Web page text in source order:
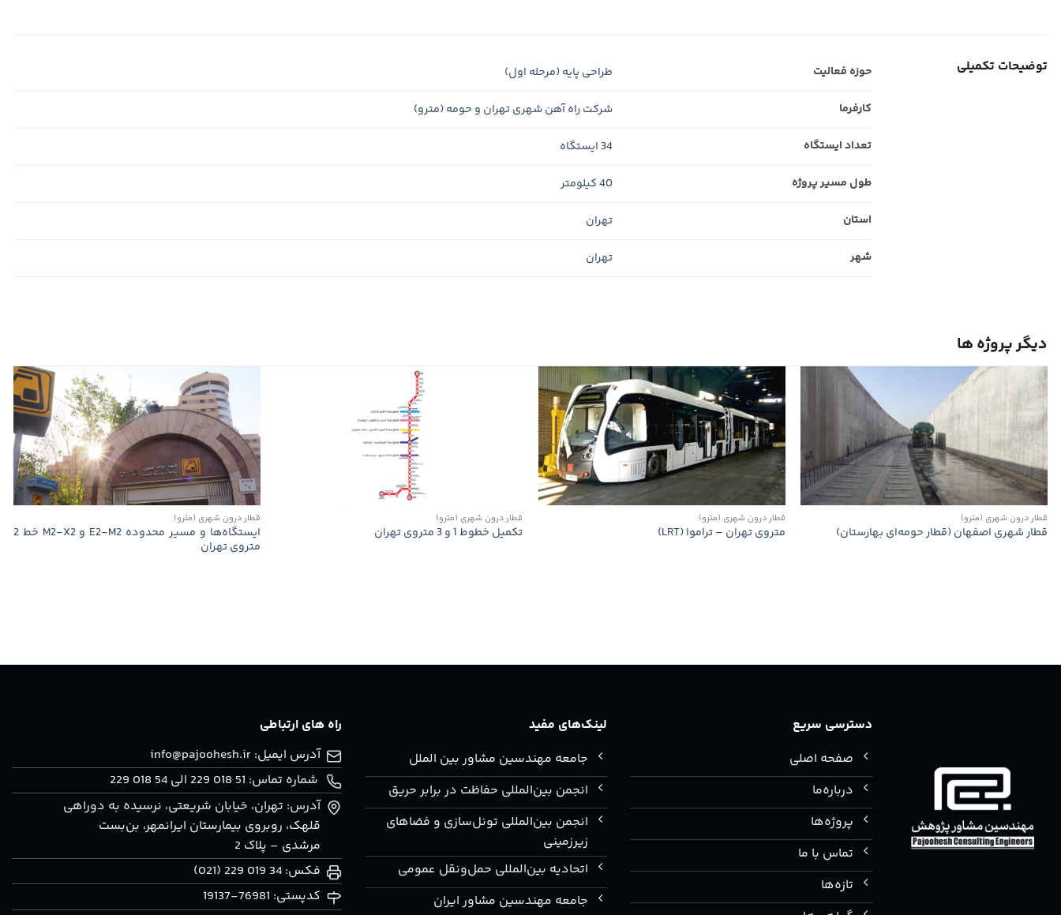
توضیحات تکمیلی حوزه فعالیت طراحی پایه (مرحله اول)
کارفرما شرکت راه آهن شهری تهران و حومه (مترو)
تعداد ایستگاه 34 ایستگاه
طول مسیر پروژه 40 کیلومتر
استان تهران
شهر تهران
دیگر پروژه ها
قطار درون شهری (مترو)
قطار شهری اصفهان (قطار حومه‌ای بهارستان)
قطار درون شهری (مترو)
متروی تهران – تراموا (LRT)
قطار درون شهری (مترو)
تکمیل خطوط 1 و 3 متروی تهران
قطار درون شهری (مترو)
ایستگاه‌ها و مسیر محدوده E2-M2 و M2-X2 خط 2
متروی تهران
دسترسی سریع
صفحه اصلی
درباره‌ما
پروژه‌ها
تماس با ما
تازه‌ها
لینک‌های مفید
جامعه مهندسین مشاور بین الملل
انجمن بین‌المللی حفاظت در برابر حریق
انجمن بین‌المللی تونل‌سازی و فضاهای
زیرزمینی
اتحادیه بین‌المللی حمل‌ونقل عمومی
جامعه مهندسین مشاور ایران
راه های ارتباطی
آدرس ایمیل: info@pajoohesh.ir
شماره تماس: 51 018 229 الی 54 018 229
آدرس: تهران، خيابان شريعتی، نرسيده به دوراهی
قلهک، روبروی بيمارستان ايرانمهر، بن‌بست
مرشدی – پلاک 2
فکس: 34 019 229 (021)
کدپستی: 76981-19137